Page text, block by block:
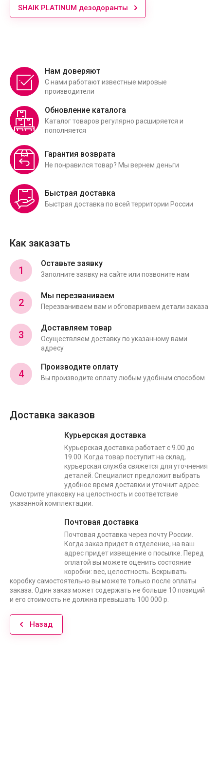
SHAIK PLATINUM дезодоранты
Нам доверяют
С нами работают известные мировые
производители
Обновление каталога
Каталог товаров регулярно расширяется и
пополняется
Гарантия возврата
Не понравился товар? Мы вернем деньги
Быстрая доставка
Быстрая доставка по всей территории России
Как заказать
1
Оставьте заявку
Заполните заявку на сайте или позвоните нам
2
Мы перезваниваем
Перезваниваем вам и обговариваем детали заказа
3
Доставляем товар
Осуществляем доставку по указанному вами
адресу
4
Производите оплату
Вы производите оплату любым удобным способом
Доставка заказов
Курьерская доставка
Курьерская доставка работает с 9.00 до
19.00. Когда товар поступит на склад,
курьерская служба свяжется для уточнения
деталей. Специалист предложит выбрать
удобное время доставки и уточнит адрес.
Осмотрите упаковку на целостность и соответствие
указанной комплектации.
Почтовая доставка
Почтовая доставка через почту России.
Когда заказ придет в отделение, на ваш
адрес придет извещение о посылке. Перед
оплатой вы можете оценить состояние
коробки: вес, целостность. Вскрывать
коробку самостоятельно вы можете только после оплаты
заказа. Один заказ может содержать не больше 10 позиций
и его стоимость не должна превышать 100 000 р.
Назад